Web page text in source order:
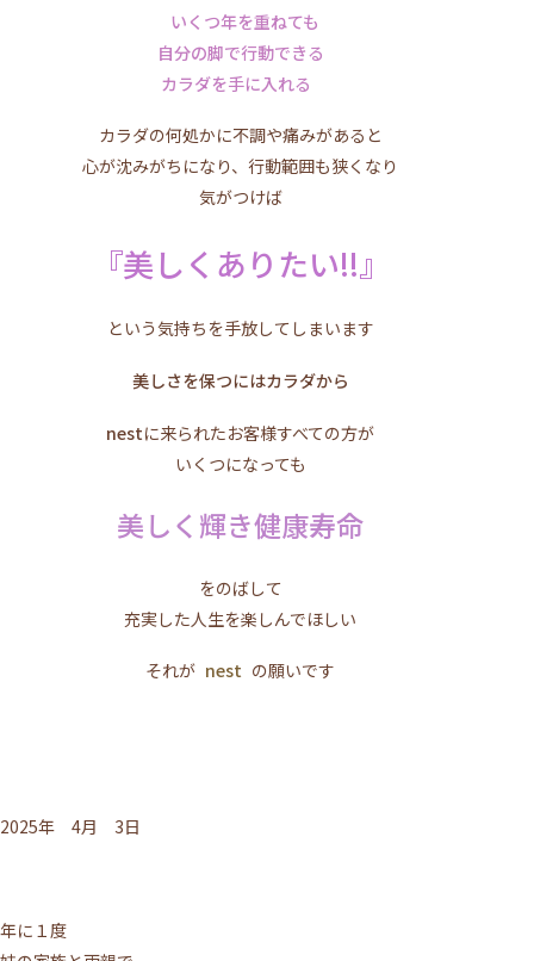
いくつ年を重ねても
自分の脚で行動できる
カラダを手に入れる
カラダの何処かに不調や痛みがあると
心が沈みがちになり、行動範囲も狭くなり
気がつけば
『美しくありたい!!』
という気持ちを手放してしまいます
美しさを保つにはカラダから
nestに来られたお客様すべての方が
いくつになっても
美しく輝き健康寿命
をのばして
充実した人生を楽しんでほしい
それが nest の願いです
2025年 4月 3日
年に１度